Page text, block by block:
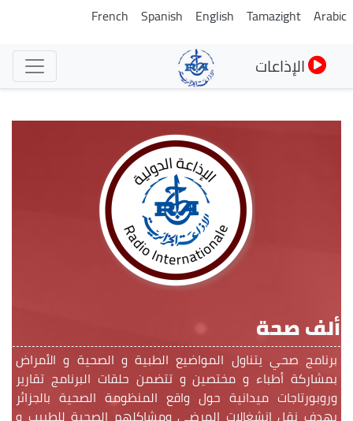
تجاوز
المحتوى
الرئيسي
Tamazight
English
Spanish
French
الإذاعات
ألف صحة
برنامج صحي يتناول المواضيع الطبية و الصحية و الأمراض
بمشاركة أطباء و مختصين و تتضمن حلقات البرنامج تقارير
وروبورتاجات ميدانية حول واقع المنظومة الصحية بالجزائر
بهدف نقل انشغالات المرضى ومشاكلهم الصحية للطبيب و